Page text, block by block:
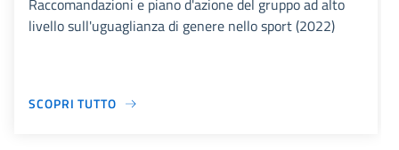
Raccomandazioni e piano d'azione del gruppo ad alto
livello sull'uguaglianza di genere nello sport (2022)
SCOPRI TUTTO